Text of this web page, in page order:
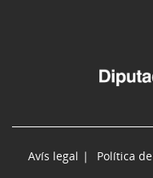
Avís legal Política